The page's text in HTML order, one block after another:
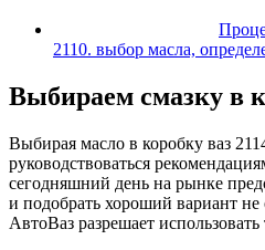
2110. выбор масла,
Выбираем смазку в
Выбирая масло в коробку ваз
руководствоваться
сегодняшний день на рынке
и подобрать хороший вариант не
АвтоВаз разрешает